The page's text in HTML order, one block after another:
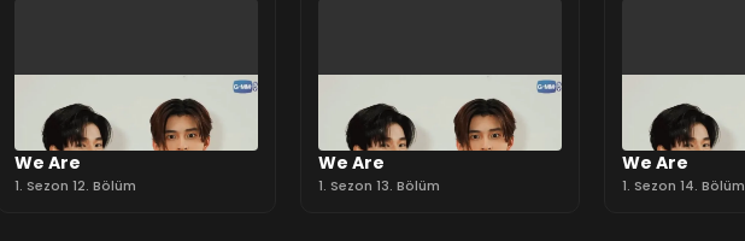
We Are
1. Sezon 12. Bölüm
We Are
1. Sezon 13. Bölüm
We Are
1. Sezon 14. Bölüm